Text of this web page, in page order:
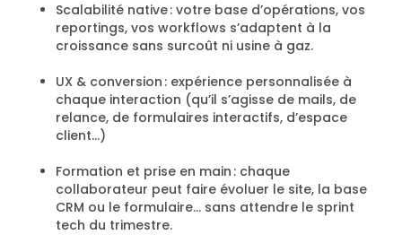
Scalabilité native : votre base d’opérations, vos
reportings, vos workflows s’adaptent à la
croissance sans surcoût ni usine à gaz.
UX & conversion : expérience personnalisée à
chaque interaction (qu’il s’agisse de mails, de
relance, de formulaires interactifs, d’espace
client…)
Formation et prise en main : chaque
collaborateur peut faire évoluer le site, la base
CRM ou le formulaire… sans attendre le sprint
tech du trimestre.